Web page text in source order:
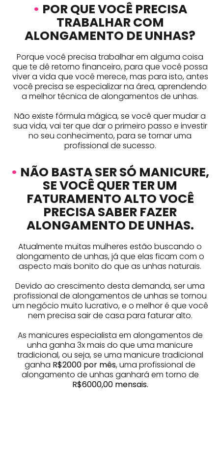
• POR QUE VOCÊ PRECISA
TRABALHAR COM
ALONGAMENTO DE UNHAS?
Porque você precisa trabalhar em alguma coisa
que te dê retorno financeiro, para que você possa
viver a vida que você merece, mas para isto, antes
você precisa se especializar na área, aprendendo
a melhor técnica de alongamentos de unhas.
Não existe fórmula mágica, se você quer mudar a
sua vida, vai ter que dar o primeiro passo e investir
no seu conhecimento, para se tornar uma
profissional de sucesso.
• NÃO BASTA SER SÓ MANICURE,
SE VOCÊ QUER TER UM
FATURAMENTO ALTO VOCÊ
PRECISA SABER FAZER
ALONGAMENTO DE UNHAS.
Atualmente muitas mulheres estão buscando o
alongamento de unhas, já que elas ficam com o
aspecto mais bonito do que as unhas naturais.
Devido ao crescimento desta demanda, ser uma
profissional de alongamentos de unhas se tornou
um negócio muito lucrativo, e o melhor é que você
nem precisa sair de casa para faturar alto.
As manicures especialista em alongamentos de
unha ganha 3x mais do que uma manicure
tradicional, ou seja, se uma manicure tradicional
ganha R$2000 por mês, uma profissional de
alongamento de unhas ganhará em torno de
R$6000,00 mensais.